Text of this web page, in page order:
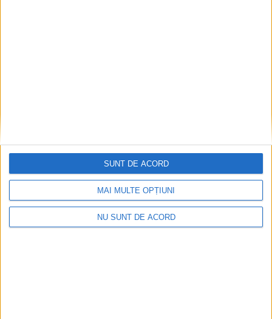
MAI MULTE OPȚIUNI
NU SUNT DE ACORD
SUNT DE ACORD
lucrul la fațada clădirii
29 APRILIE, 2024
Lucrări ample de renovare
la Colegiul ”Dragoș Vodă”
din Cîmpulung
Moldovenesc.